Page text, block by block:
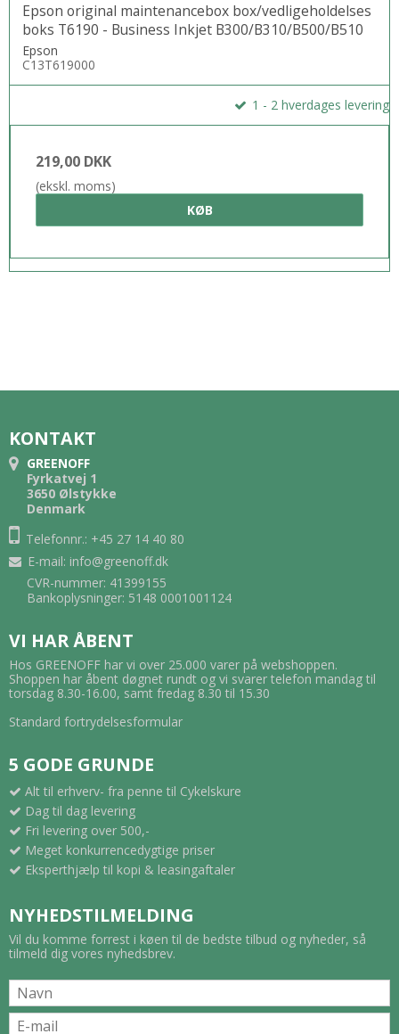
Epson original maintenancebox box/vedligeholdelses
boks T6190 - Business Inkjet B300/B310/B500/B510
Epson
C13T619000
1 - 2 hverdages levering
219,00 DKK
(ekskl. moms)
KØB
KONTAKT
GREENOFF
Fyrkatvej 1
3650 Ølstykke
Denmark
Telefonnr.: +45 27 14 40 80
E-mail: info@greenoff.dk
CVR-nummer: 41399155
Bankoplysninger: 5148 0001001124
VI HAR ÅBENT
Hos GREENOFF har vi over 25.000 varer på webshoppen.
Shoppen har åbent døgnet rundt og vi svarer telefon mandag til
torsdag 8.30-16.00, samt fredag 8.30 til 15.30
Standard fortrydelsesformular
5 GODE GRUNDE
Alt til erhverv- fra penne til Cykelskure
Dag til dag levering
Fri levering over 500,-
Meget konkurrencedygtige priser
Eksperthjælp til kopi & leasingaftaler
NYHEDSTILMELDING
Vil du komme forrest i køen til de bedste tilbud og nyheder, så
tilmeld dig vores nyhedsbrev.